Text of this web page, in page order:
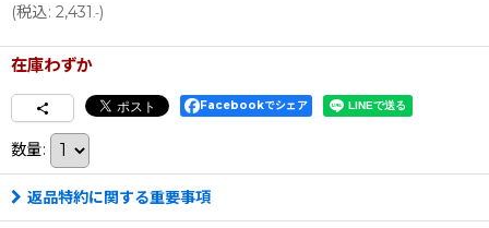
(税込: 2,431.-)
在庫わずか
Facebookでシェア
数量:
返品特約に関する重要事項